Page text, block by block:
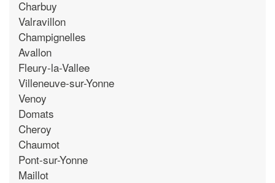
Charbuy
Valravillon
Champignelles
Avallon
Fleury-la-Vallee
Villeneuve-sur-Yonne
Venoy
Domats
Cheroy
Chaumot
Pont-sur-Yonne
Maillot